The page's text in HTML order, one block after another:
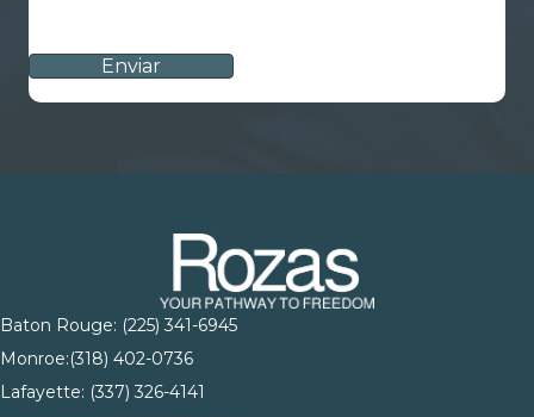
Baton Rouge: (225) 341-6945
Monroe:(318) 402-0736
Lafayette: (337) 326-4141